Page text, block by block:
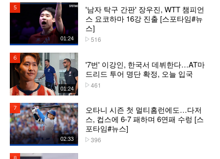
01:24
'남자 탁구 간판' 장우진, WTT 챔피언
스 요코하마 16강 진출 [스포타임#뉴
스]
516
01:24
'7번' 이강인, 한국서 데뷔한다…AT마
드리드 투어 명단 확정, 오늘 입국
461
02:33
오타니 시즌 첫 멀티홈런에도…다저
스, 컵스에 6-7 패하며 6연패 수렁 [스
포타임#뉴스]
396